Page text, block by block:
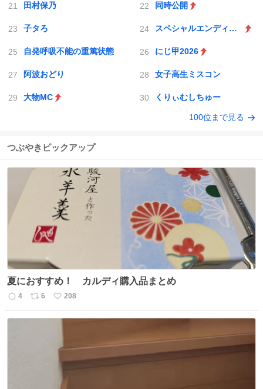
田村保乃 同時公開
子タろ スペシャルエンディング
自発呼吸不能の重篤状態 にじ甲2026
阿波おどり 女子高生ミスコン
大物MC くりぃむしちゅー
100位まで見る
つぶやきピックアップ
夏におすすめ！ カルディ購入品まとめ
返
4
リ
6
い
208